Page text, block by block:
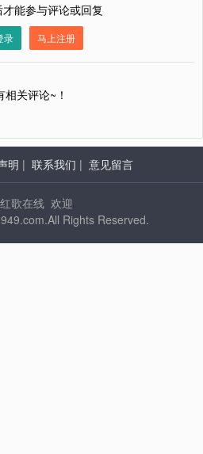
能参与评论或回复
录 马上注册
相关评论~！
明 | 联系我们 | 意见留言
歌在线 欢迎
Rights Reserved.